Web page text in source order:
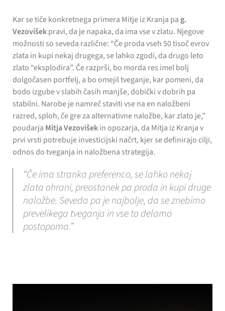
Kar se tiče konkretnega primera Mitje iz Kranja pa g.
Vezovišekpravi, da je napaka, da ima vse v zlatu. Njegove
možnosti so seveda različne: “Če proda vseh 50 tisoč evrov
zlata in kupi nekaj drugega, se lahko zgodi, da drugo leto
zlato “eksplodira”. Če razprši, bo morda res imel bolj
dolgočasen portfelj, a bo omejil tveganje, kar pomeni, da
bodo izgube v slabih časih manjše, dobički v dobrih pa
stabilni. Narobe je namreč staviti vse na en naložbeni
razred, sploh, če gre za alternativne naložbe, kar zlato je,”
poudarja Mitja Vezovišekin opozarja, da Mitja iz Kranja v
prvi vrsti potrebuje investicijski načrt, kjer se definirajo cilji,
odnos do tveganja in naložbena strategija.
“Če ima stranka preferenco, se lahko nekaj
zlata ohrani, preostanek pa proda in kupi druge
naložbe. Seveda pa je najbolje, da se znebimo
prevelikega tveganja in vse to delamo
postopoma.”